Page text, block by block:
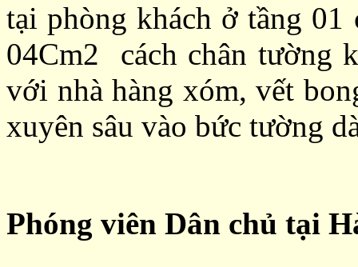
tại phòng khách ở tầng
04Cm2 cách chân tường
với nhà hàng xóm, vết
xuyên sâu vào bức tường
Phóng viên Dân chủ tại